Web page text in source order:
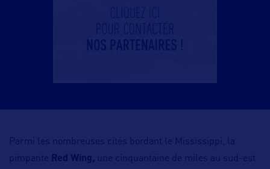
Parmi les nombreuses cités bordant le Mississippi, la
pimpante Red Wing, une cinquantaine de miles au sud-est